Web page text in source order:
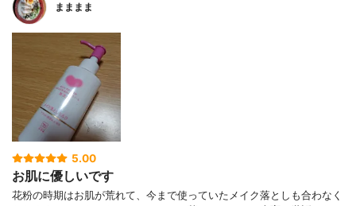
まままま
5.00
お肌に優しいです
花粉の時期はお肌が荒れて、今まで使っていたメイク落としも合わなく